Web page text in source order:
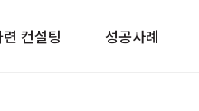
컨설팅 성공사례